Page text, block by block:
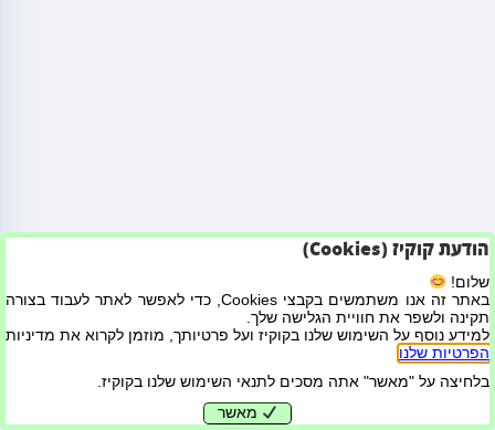
הודעת קוקיז (Cookies)
שלום!
באתר זה אנו משתמשים בקבצי Cookies, כדי לאפשר לאתר לעבוד בצורה
תקינה ולשפר את חוויית הגלישה שלך.
למידע נוסף על השימוש שלנו בקוקיז ועל פרטיותך, מוזמן לקרוא את מדיניות
הפרטיות שלנו
בלחיצה על "מאשר" אתה מסכים לתנאי השימוש שלנו בקוקיז.
מאשר